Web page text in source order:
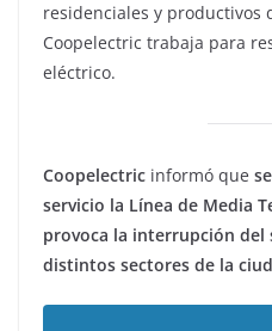
residenciales y productivos
Coopelectric trabaja para
eléctrico.
Coopelectric informó que
servicio la Línea de Media
provoca la interrupción
distintos sectores de la